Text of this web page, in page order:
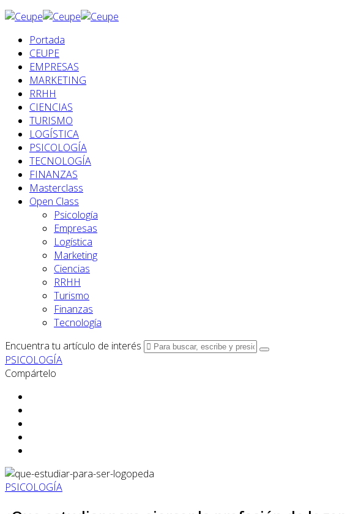
Portada
CEUPE
EMPRESAS
MARKETING
RRHH
CIENCIAS
TURISMO
LOGÍSTICA
PSICOLOGÍA
TECNOLOGÍA
FINANZAS
Masterclass
Open Class
Psicología
Empresas
Logística
Marketing
Ciencias
RRHH
Turismo
Finanzas
Tecnología
Encuentra tu artículo de interés
PSICOLOGÍA
Compártelo
PSICOLOGÍA